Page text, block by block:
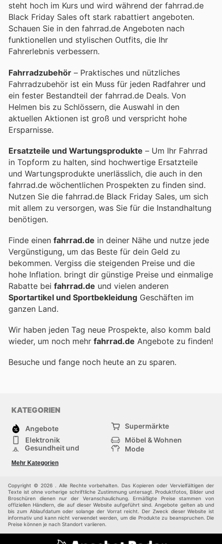
steht hoch im Kurs und wird während der fahrrad.de
Black Friday Sales oft stark rabattiert angeboten.
Schauen Sie in den fahrrad.de Angeboten nach
funktionellen und stylischen Outfits, die Ihr
Fahrerlebnis verbessern.
Fahrradzubehör – Praktisches und nützliches
Fahrradzubehör ist ein Muss für jeden Radfahrer und
ein fester Bestandteil der fahrrad.de Deals. Von
Helmen bis zu Schlössern, die Auswahl in den
aktuellen Aktionen ist groß und verspricht hohe
Ersparnisse.
Ersatzteile und Wartungsprodukte – Um Ihr Fahrrad
in Topform zu halten, sind hochwertige Ersatzteile
und Wartungsprodukte unerlässlich, die auch in den
fahrrad.de wöchentlichen Prospekten zu finden sind.
Nutzen Sie die fahrrad.de Black Friday Sales, um sich
mit allem zu versorgen, was Sie für die Instandhaltung
benötigen.
Finde einen fahrrad.de in deiner Nähe und nutze jede
Vergünstigung, um das Beste für dein Geld zu
bekommen. Vergiss die steigenden Preise und die
hohe Inflation. bringt dir günstige Preise und einmalige
Rabatte bei fahrrad.de und vielen anderen
Sportartikel und Sportbekleidung Geschäften im
ganzen Land.
Wir haben jeden Tag neue Prospekte, also komm bald
wieder, um noch mehr fahrrad.de Angebote zu finden!
Besuche und fange noch heute an zu sparen.
KATEGORIEN
Angebote
Supermärkte
Elektronik
Möbel & Wohnen
Gesundheit und
Mode
Sportartikel und
Einkaufzentren
Andere
Mehr Kategorien
Copyright © 2026 . Alle Rechte vorbehalten. Das Kopieren oder Vervielfältigen der
Texte ist ohne vorherige schriftliche Zustimmung untersagt. Produktfotos, Bilder und
Broschüren dienen nur der Veranschaulichung. Ermäßigte Preise stammen von
offiziellen Händlern, die auf dieser Website aufgeführt sind. Angebote gelten ab und
bis zum Ablaufdatum oder solange der Vorrat reicht. Der Zweck dieser Website ist
informativ und kann nicht verwendet werden, um die Produkte zu beanspruchen. Die
Preise können je nach Standort variieren.